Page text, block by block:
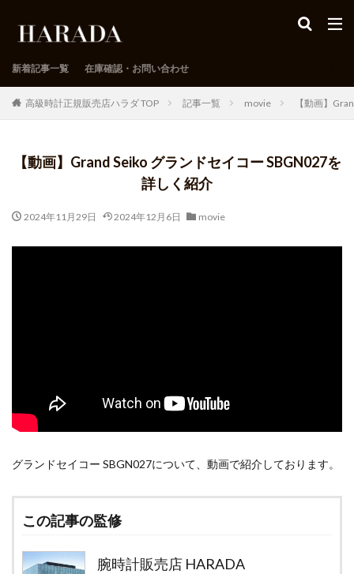
新着記事一覧 在庫確認・お問い合わせ
高級時計正規販売店ハラダ TOP 記事一覧 movie 【動画】
【動画】Grand Seiko グランドセイコー SBGN027を
詳しく紹介
2024年11月29日 2024年12月6日 movie
グランドセイコー SBGN027について、動画で紹介しております。
この記事の監修
腕時計販売店 HARADA